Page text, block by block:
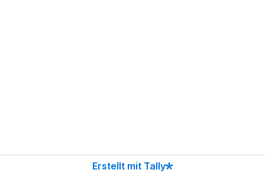
Erstellt mit Tally